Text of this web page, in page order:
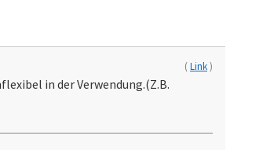
(Link)
in der Verwendung.(Z.B.